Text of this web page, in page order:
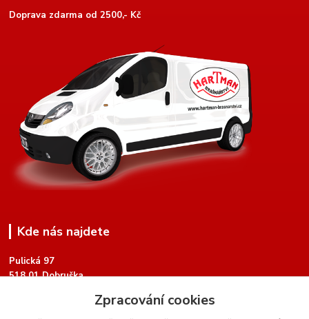
Doprava zdarma od 2500,- Kč
Kde nás najdete
Pulická 97
518 01 Dobruška
Zpracování cookies